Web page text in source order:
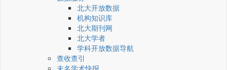
北大开放数据
机构知识库
北大期刊网
北大学者
学科开放数据导航
查收查引